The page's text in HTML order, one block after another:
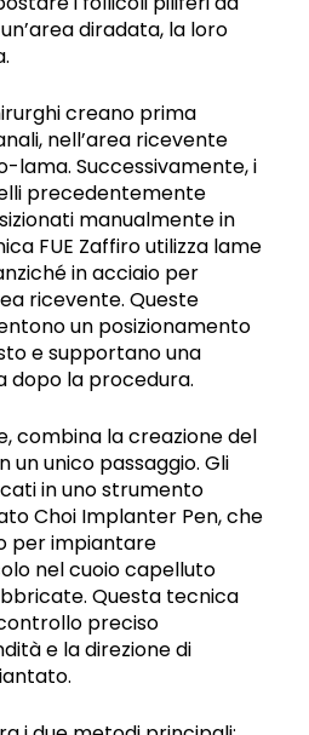
diradata, la loro
creano prima
nell’area ricevente
lama. Successivamente, i
precedentemente
manualmente in
FUE Zaffiro utilizza lame
in acciaio per
ricevente. Queste
un posizionamento
e supportano una
dopo la procedura.
combina la creazione del
un unico passaggio. Gli
in uno strumento
Choi Implanter Pen, che
per impiantare
nel cuoio capelluto
Questa tecnica
preciso
e la direzione di